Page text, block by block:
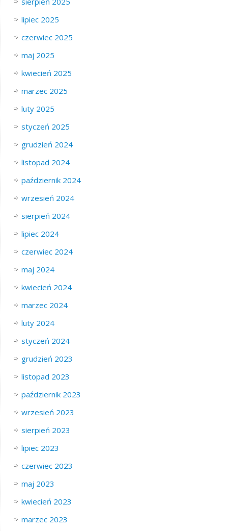
lipiec 2025
czerwiec 2025
maj 2025
kwiecień 2025
marzec 2025
luty 2025
styczeń 2025
grudzień 2024
listopad 2024
październik 2024
wrzesień 2024
sierpień 2024
lipiec 2024
czerwiec 2024
maj 2024
kwiecień 2024
marzec 2024
luty 2024
styczeń 2024
grudzień 2023
listopad 2023
październik 2023
wrzesień 2023
sierpień 2023
lipiec 2023
czerwiec 2023
maj 2023
kwiecień 2023
marzec 2023